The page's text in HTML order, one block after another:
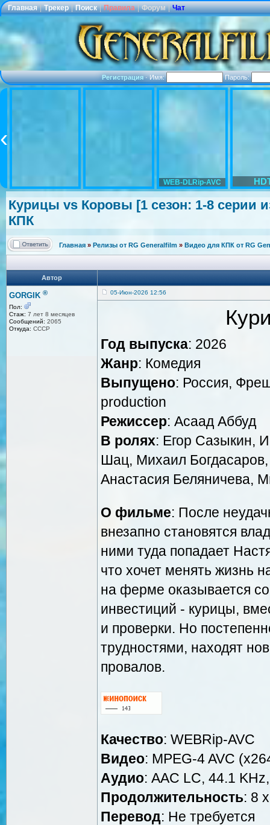
Главная | Трекер | Поиск | Правила | Форум | Чат
Регистрация·Имя: Пароль:
WEB-DLRip-AVC
Курицы vs Коровы [1 сезон: 1-8 серии
КПК
Главная » Релизы от RG Generalfilm » Видео для КПК от RG
Автор
GORGIK ®
Пол:
Стаж: 7 лет 8 месяцев
Сообщений: 2065
Откуда: СССР
05-Июн-2026 12:56
Год выпуска: 2026
Жанр: Комедия
Выпущено: Россия,
production
Режиссер: Асаад Аббуд
В ролях: Егор Сазыкин,
Шац, Михаил
Анастасия Беляничева,
О фильме: После
внезапно становятся
ними туда попадает
что хочет менять жизнь
на ферме оказывается
инвестиций - курицы,
и проверки. Но
трудностями, находят
провалов.
Качество: WEBRip-AVC
Видео: MPEG-4 AVC
Аудио: AAC LC, 44.1
Продолжительность: 8
Перевод: Не требуется